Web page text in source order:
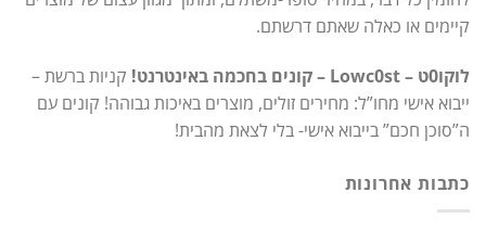
קיימים או כאלה שאתם דרשתם.
לוקו0ט – Lowc0st – קונים בחכמה באינטרנט!
קניות ברשת –
ייבוא אישי מחו”ל: מחירים זולים, מוצרים באיכות גבוהה! קונים עם
ה”סוכן חכם” בייבוא אישי- בלי לצאת מהבית!
כתבות אחרונות